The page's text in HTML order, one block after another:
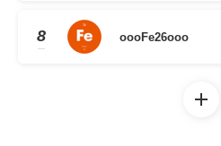
8 oooFe26ooo